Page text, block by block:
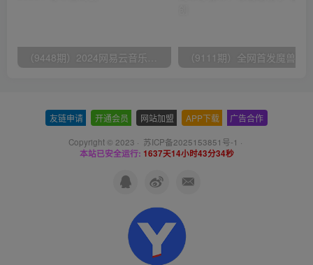
友链申请 开通会员 网站加盟 APP下载 广告合作
Copyright © 2023 · 苏ICP备2025153851号-1 ·
本站已安全运行: 1637天14小时43分35秒